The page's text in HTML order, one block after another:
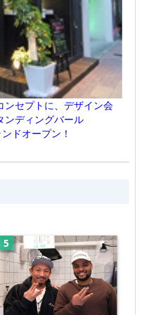
ンセプトに、デザイン会
ンディングバール
ドオープン！